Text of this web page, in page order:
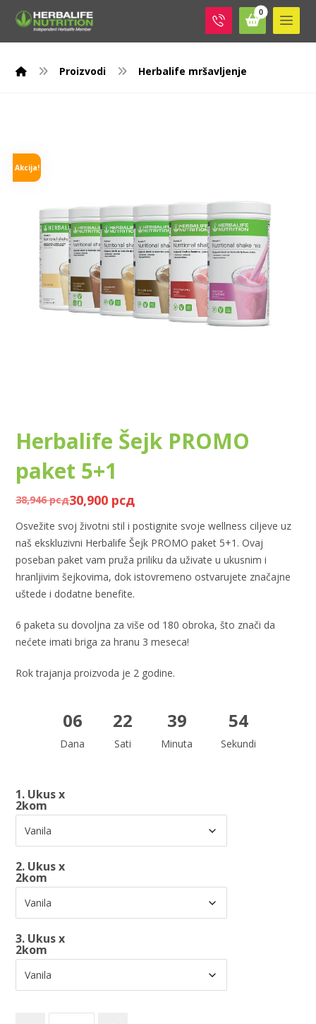
Proizvodi Herbalife mršavljenje
Akcija!
Herbalife Šejk PROMO
paket 5+1
38,946рсд30,900 рсд
Osvežite svoj životni stil i postignite svoje wellness ciljeve uz
naš ekskluzivni Herbalife Šejk PROMO paket 5+1. Ovaj
poseban paket vam pruža priliku da uživate u ukusnim i
hranljivim šejkovima, dok istovremeno ostvarujete značajne
uštede i dodatne benefite.
6 paketa su dovoljna za više od 180 obroka, što znači da
nećete imati briga za hranu 3 meseca!
Rok trajanja proizvoda je 2 godine.
06
Dana
22
Sati
39
Minuta
53
Sekundi
1. Ukus x
2kom
2. Ukus x
2kom
3. Ukus x
2kom